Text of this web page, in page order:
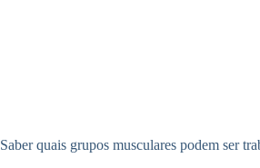
Saber quais grupos musculares podem ser